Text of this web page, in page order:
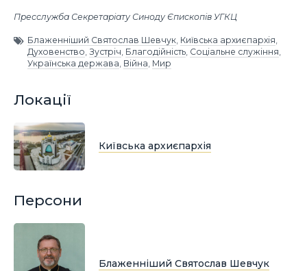
Пресслужба Секретаріату Синоду Єпископів УГКЦ
Блаженніший Святослав Шевчук, Київська архиєпархія,
Духовенство, Зустріч, Благодійність, Соціальне служіння,
Українська держава, Війна, Мир
Локації
Київська архиєпархія
Персони
Блаженніший Святослав Шевчук